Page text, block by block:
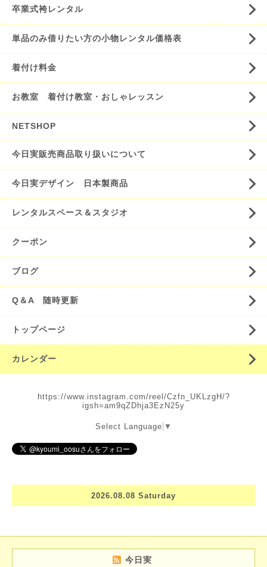
卒業式袴レンタル
単品のみ借りたい方の小物レンタル価格表
着付け料金
お教室 着付け教室・おしゃレッスン
NETSHOP
今日実販売商品取り扱いについて
今日実デザイン 日本製商品
レンタルスペース＆スタジオ
クーポン
ブログ
Q＆A 随時更新
トップページ
カレンダー
https://www.instagram.com/reel/Czfn_UKLzgH/?
igsh=am9qZDhja3EzN25y
Select Language ▼
2026.08.08 Saturday
今日実